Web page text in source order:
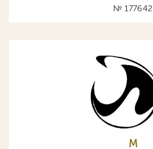
№ 177642
М